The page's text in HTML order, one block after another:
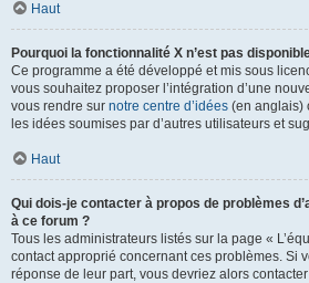
Haut
Pourquoi la fonctionnalité X n’est pas
Ce programme a été développé et mis sous
vous souhaitez proposer l’intégration d’une
vous rendre sur notre centre d’idées (en anglais)
les idées soumises par d’autres utilisateurs et
Haut
Qui dois-je contacter à propos de problèmes
à ce forum ?
Tous les administrateurs listés sur la page «
contact approprié concernant ces problèmes. Si
réponse de leur part, vous devriez alors